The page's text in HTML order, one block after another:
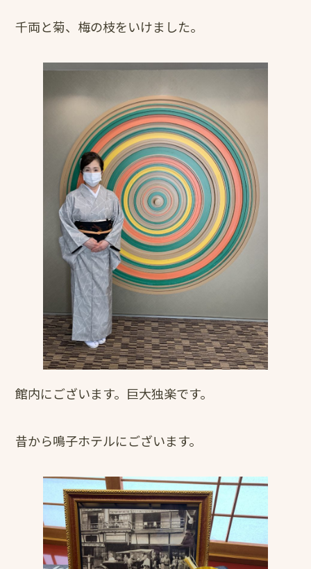
千両と菊、梅の枝をいけました。
館内にございます。巨大独楽です。
昔から鳴子ホテルにございます。